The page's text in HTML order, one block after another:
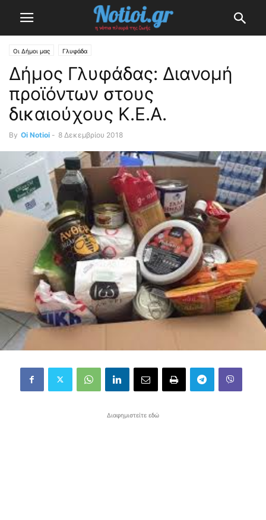
Οι Δήμοι μας Γλυφάδα
Δήμος Γλυφάδας: Διανομή
προϊόντων στους
δικαιούχους Κ.Ε.Α.
By Oi Notioi - 8 Δεκεμβρίου 2018
Διαφημιστείτε εδώ